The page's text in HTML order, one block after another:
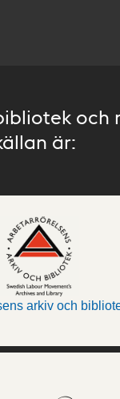
och
är:
arkiv och